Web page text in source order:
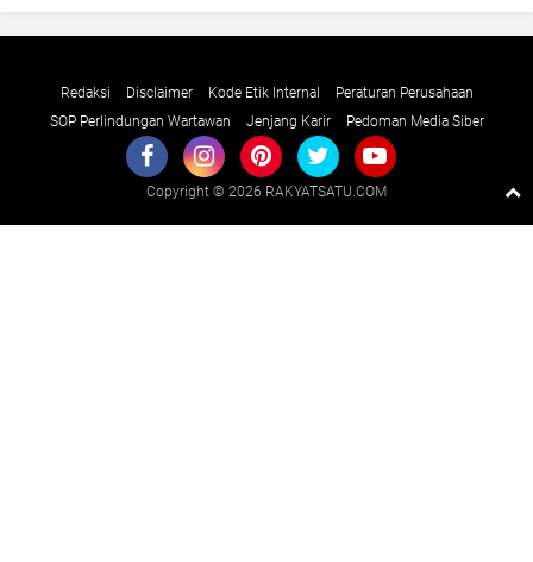
Redaksi Disclaimer Kode Etik Internal
Peraturan Perusahaan
SOP Perlindungan Wartawan
Jenjang Karir Pedoman Media Siber
Copyright © 2026 RAKYATSATU.COM
Raushan